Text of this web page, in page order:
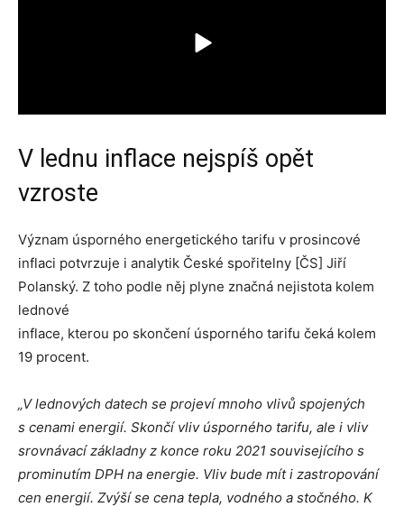
V lednu inflace nejspíš opět
vzroste
Význam úsporného energetického tarifu v prosincové
inflaci potvrzuje i analytik České spořitelny [ČS] Jiří
Polanský. Z toho podle něj plyne značná nejistota kolem
lednové
inflace, kterou po skončení úsporného tarifu čeká kolem
19 procent.
„V lednových datech se projeví mnoho vlivů spojených
s cenami energií. Skončí vliv úsporného tarifu, ale i vliv
srovnávací základny z konce roku 2021 souvisejícího s
prominutím DPH na energie. Vliv bude mít i zastropování
cen energií. Zvýší se cena tepla, vodného a stočného. K